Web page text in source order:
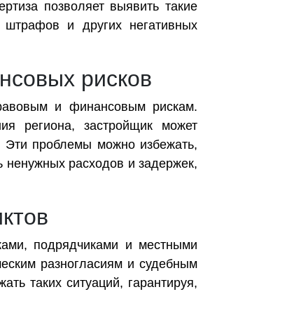
позволяет выявить такие
штрафов и других негативных
рисков
и финансовым рискам.
региона, застройщик может
Эти проблемы можно избежать,
ненужных расходов и задержек,
подрядчиками и местными
разногласиям и судебным
таких ситуаций, гарантируя,